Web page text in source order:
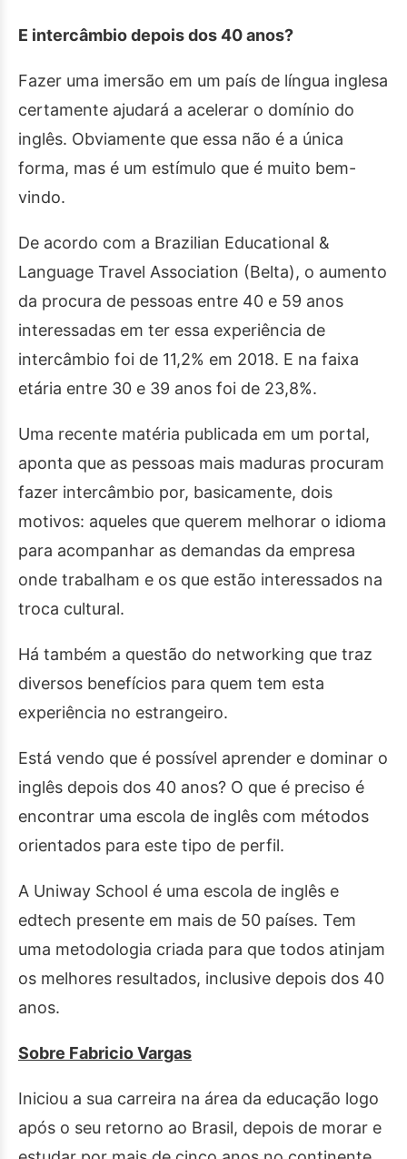
E intercâmbio depois dos 40 anos?
Fazer uma imersão em um país de língua inglesa
certamente ajudará a acelerar o domínio do
inglês. Obviamente que essa não é a única
forma, mas é um estímulo que é muito bem-
vindo.
De acordo com a Brazilian Educational &
Language Travel Association (Belta), o aumento
da procura de pessoas entre 40 e 59 anos
interessadas em ter essa experiência de
intercâmbio foi de 11,2% em 2018. E na faixa
etária entre 30 e 39 anos foi de 23,8%.
Uma recente matéria publicada em um portal,
aponta que as pessoas mais maduras procuram
fazer intercâmbio por, basicamente, dois
motivos: aqueles que querem melhorar o idioma
para acompanhar as demandas da empresa
onde trabalham e os que estão interessados na
troca cultural.
Há também a questão do networking que traz
diversos benefícios para quem tem esta
experiência no estrangeiro.
Está vendo que é possível aprender e dominar o
inglês depois dos 40 anos? O que é preciso é
encontrar uma escola de inglês com métodos
orientados para este tipo de perfil.
A Uniway School é uma escola de inglês e
edtech presente em mais de 50 países. Tem
uma metodologia criada para que todos atinjam
os melhores resultados, inclusive depois dos 40
anos.
Sobre Fabricio Vargas
Iniciou a sua carreira na área da educação logo
após o seu retorno ao Brasil, depois de morar e